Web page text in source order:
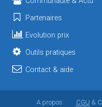
Partenaires
Evolution prix
Outils pratiques
Contact & aide
A propos CGU &